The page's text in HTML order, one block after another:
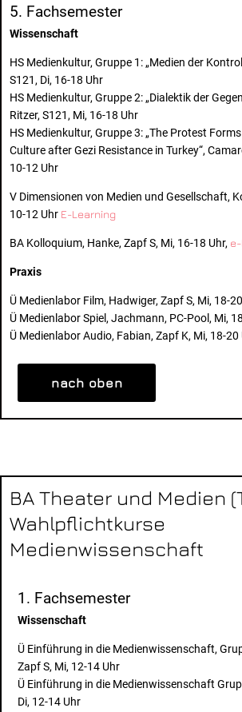
5. Fachsemester
Wissenschaft
HS Medienkultur, Gruppe 1: „Medien der
S121, Di, 16-18 Uhr
HS Medienkultur, Gruppe 2: „Dialektik der
Ritzer, S121, Mi, 16-18 Uhr
HS Medienkultur, Gruppe 3: „The Protest
Culture after Gezi Resistance in Turkey“,
10-12 Uhr
V Dimensionen von Medien und Gesellschaft,
10-12 Uhr E-Learning
BA Kolloquium, Hanke, Zapf S, Mi, 16-18 Uhr,
Praxis
Ü Medienlabor Film, Hadwiger, Zapf S, Mi, 18-
Ü Medienlabor Spiel, Jachmann, PC-Pool, Mi,
Ü Medienlabor Audio, Fabian, Zapf K, Mi, 18-20
nach oben
BA Theater und Medien
Wahlpflichtkurse
Medienwissenschaft
1. Fachsemester
Wissenschaft
Ü Einführung in die Medienwissenschaft,
Zapf S, Mi, 12-14 Uhr
Ü Einführung in die Medienwissenschaft
Di, 12-14 Uhr